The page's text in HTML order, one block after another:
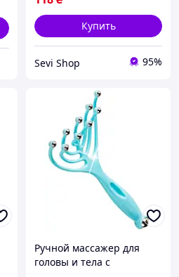
Купить
Sevi Shop 95%
Ручной массажер для
головы и тела с